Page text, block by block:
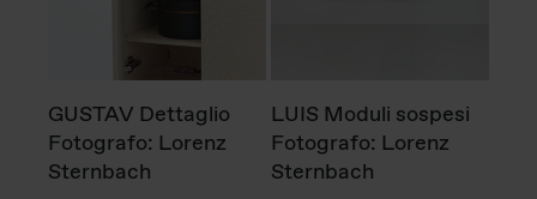
GUSTAV Dettaglio
Fotografo: Lorenz
Sternbach
LUIS Moduli sospesi
Fotografo: Lorenz
Sternbach